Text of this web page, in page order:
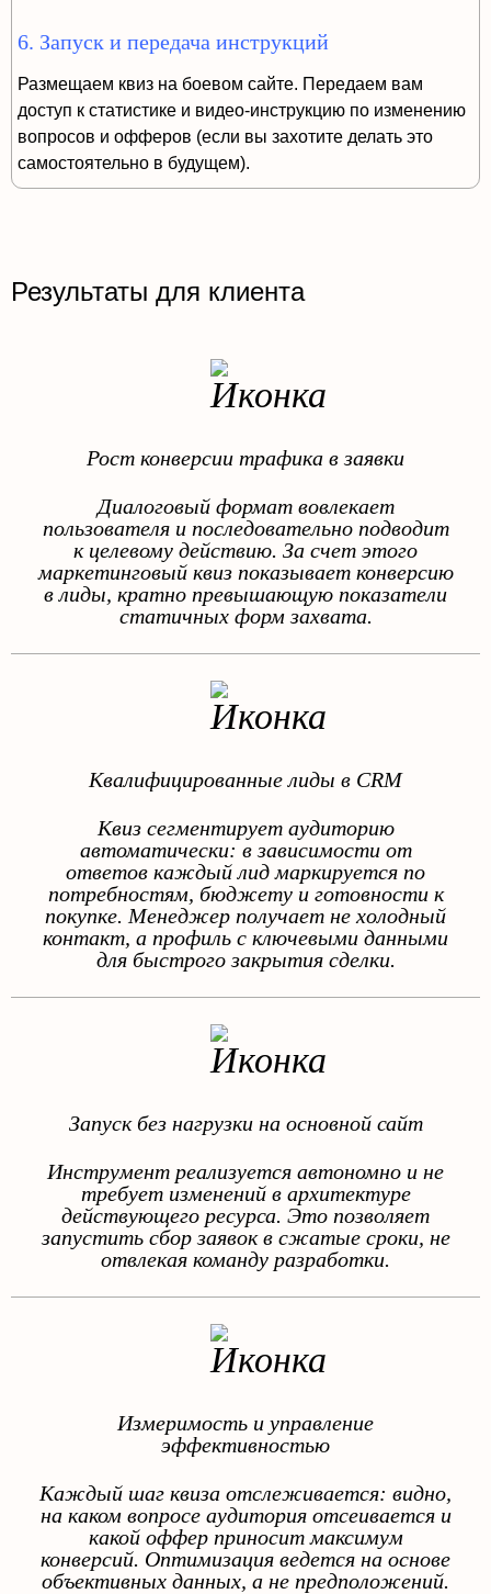
6. Запуск и передача инструкций
Размещаем квиз на боевом сайте. Передаем вам
доступ к статистике и видео-инструкцию по изменению
вопросов и офферов (если вы захотите делать это
самостоятельно в будущем).
Результаты для клиента
Рост конверсии трафика в заявки
Диалоговый формат вовлекает
пользователя и последовательно подводит
к целевому действию. За счет этого
маркетинговый квиз показывает конверсию
в лиды, кратно превышающую показатели
статичных форм захвата.
Квалифицированные лиды в CRM
Квиз сегментирует аудиторию
автоматически: в зависимости от
ответов каждый лид маркируется по
потребностям, бюджету и готовности к
покупке. Менеджер получает не холодный
контакт, а профиль с ключевыми данными
для быстрого закрытия сделки.
Запуск без нагрузки на основной сайт
Инструмент реализуется автономно и не
требует изменений в архитектуре
действующего ресурса. Это позволяет
запустить сбор заявок в сжатые сроки, не
отвлекая команду разработки.
Измеримость и управление
эффективностью
Каждый шаг квиза отслеживается: видно,
на каком вопросе аудитория отсеивается и
какой оффер приносит максимум
конверсий. Оптимизация ведется на основе
объективных данных, а не предположений.